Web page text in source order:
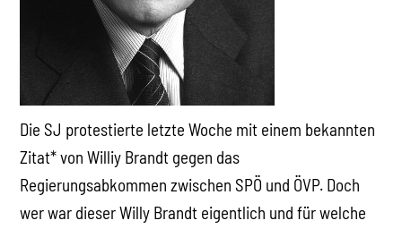
Die SJ protestierte letzte Woche mit einem bekannten
Zitat* von Williy Brandt gegen das
Regierungsabkommen zwischen SPÖ und ÖVP. Doch
wer war dieser Willy Brandt eigentlich und für welche